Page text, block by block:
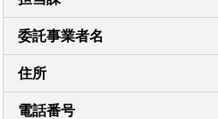
・「のし」可の返礼品を除き、の
・出荷日の事前案内は行っており
・返礼品をお届けする際の配送伝
ねます。
・郵便受けにお届けする返礼品（
委託事業者名
住所
電話番号